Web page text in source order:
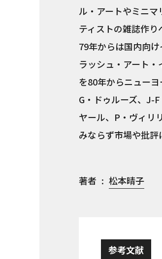
ル・アートやミニ
ティストの雑誌作り
79年からは国内向
ラッシュ・アート
を80年からニュー
G・ドゥルーズ、J-
ヤール、P・ヴィリ
みならず市場や批評
著者 松本晴子
参考文献